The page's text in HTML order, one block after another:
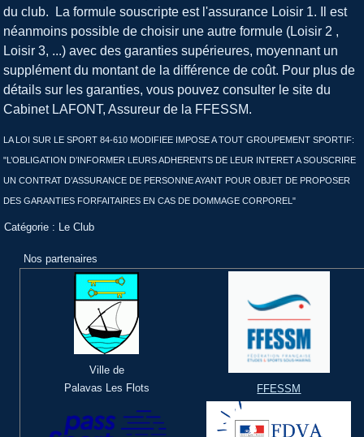
du club. La formule souscripte est l'assurance Loisir 1. Il est
néanmoins possible de choisir une autre formule (Loisir 2 ,
Loisir 3, ...) avec des garanties supérieures, moyennant un
supplément du montant de la différence de coût. Pour plus de
détails sur les garanties, vous pouvez consulter le site du
Cabinet LAFONT, Assureur de la FFESSM.
LA LOI SUR LE SPORT 84-610 MODIFIEE IMPOSE A TOUT GROUPEMENT SPORTIF:
"L’OBLIGATION D’INFORMER LEURS ADHERENTS DE LEUR INTERET A SOUSCRIRE
UN CONTRAT D’ASSURANCE DE PERSONNE AYANT POUR OBJET DE PROPOSER
DES GARANTIES FORFAITAIRES EN CAS DE DOMMAGE CORPOREL"
Catégorie : Le Club
Nos partenaires
Ville de
Palavas Les Flots
FFESSM